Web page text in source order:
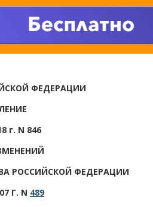
ФЕДЕРАЦИИ
г. N 846
РОССИЙСКОЙ ФЕДЕРАЦИИ
Г. N 489